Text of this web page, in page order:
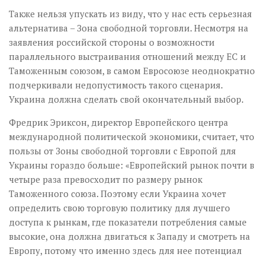
Также нельзя упускать из виду, что у нас есть серьезная
альтернатива – Зона свободной торговли. Несмотря на
заявления российской стороны о возможности
параллельного выстраивания отношений между ЕС и
Таможенным союзом, в самом Евросоюзе неоднократно
подчеркивали недопустимость такого сценария.
Украина должна сделать свой окончательный выбор.
Фредрик Эриксон, директор Европейского центра
международной политической экономики, считает, что
пользы от Зоны свободной торговли с Европой для
Украины гораздо больше: «Европейский рынок почти в
четыре раза превосходит по размеру рынок
Таможенного союза. Поэтому если Украина хочет
определить свою торговую политику для лучшего
доступа к рынкам, где показатели потребления самые
высокие, она должна двигаться к Западу и смотреть на
Европу, потому что именно здесь для нее потенциал